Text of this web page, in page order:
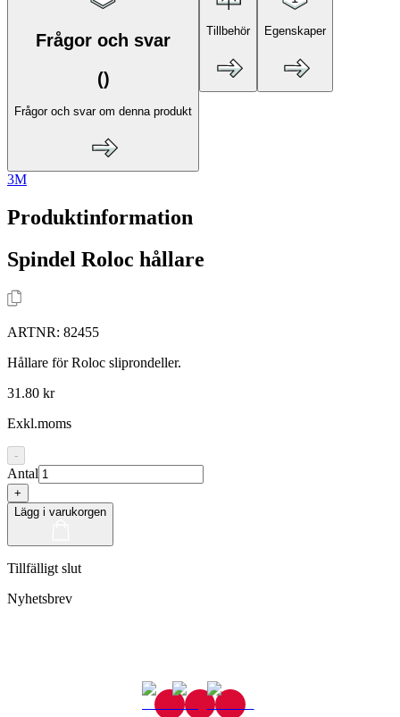
Frågor och svar
()
Frågor och svar om denna produkt
Tillbehör Egenskaper
3M
Produktinformation
Spindel Roloc hållare
ARTNR: 82455
Hållare för Roloc sliprondeller.
31.80 kr
Exkl.moms
-
Antal
+
Lägg i varukorgen
Tillfälligt slut
Nyhetsbrev